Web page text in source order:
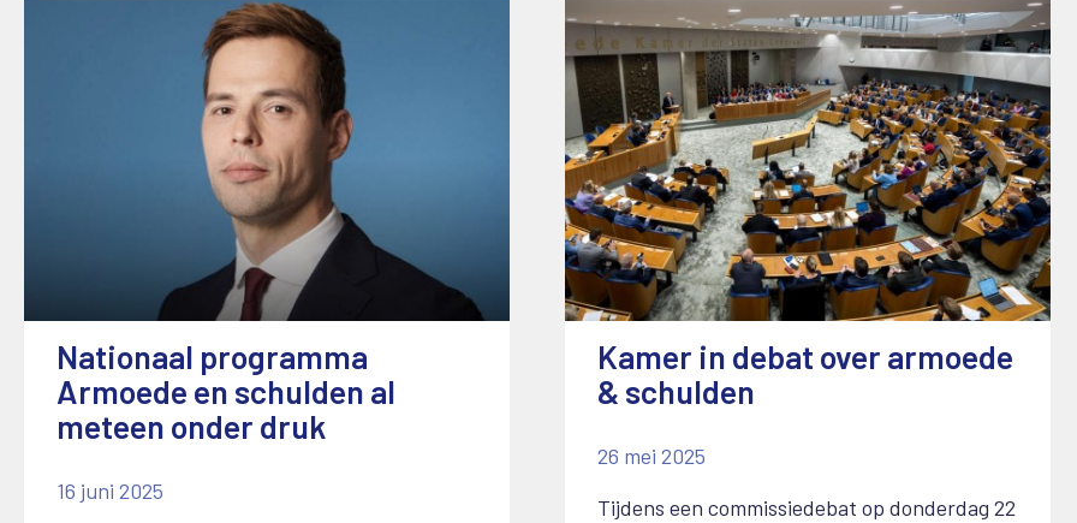
Nationaal programma
Armoede en schulden al
meteen onder druk
16 juni 2025
Kamer in debat over armoede
& schulden
26 mei 2025
Tijdens een commissiedebat op donderdag 22